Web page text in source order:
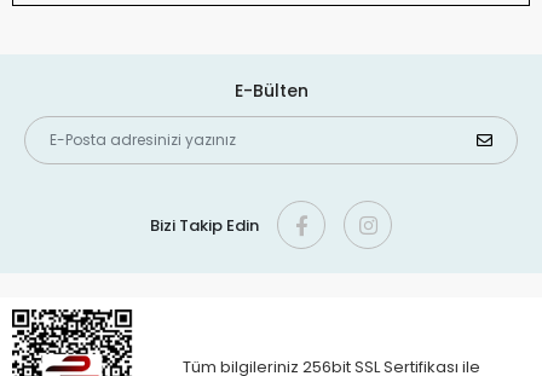
E-Bülten
Bizi Takip Edin
Tüm bilgileriniz 256bit SSL Sertifikası ile